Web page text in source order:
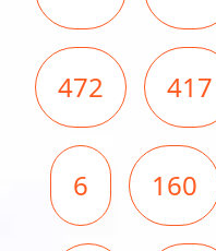
472 417
6 160